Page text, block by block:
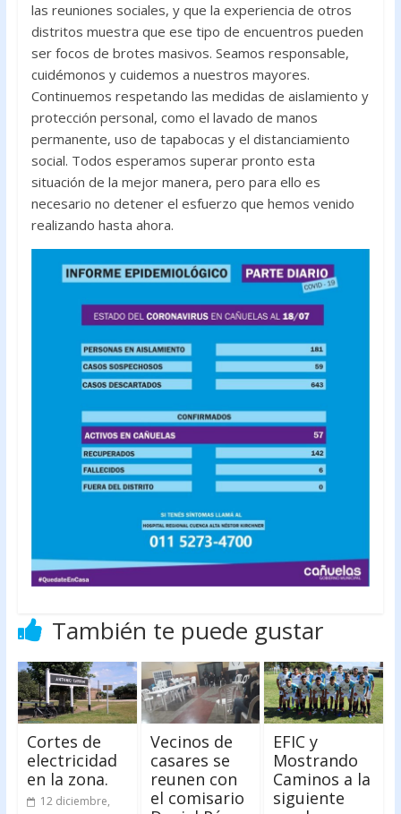
las reuniones sociales, y que la experiencia de otros
distritos muestra que ese tipo de encuentros pueden
ser focos de brotes masivos. Seamos responsable,
cuidémonos y cuidemos a nuestros mayores.
Continuemos respetando las medidas de aislamiento y
protección personal, como el lavado de manos
permanente, uso de tapabocas y el distanciamiento
social. Todos esperamos superar pronto esta
situación de la mejor manera, pero para ello es
necesario no detener el esfuerzo que hemos venido
realizando hasta ahora.
También te puede gustar
Cortes de
electricidad
en la zona.
12 diciembre,
Vecinos de
casares se
reunen con
el comisario
EFIC y
Mostrando
Caminos a la
siguiente